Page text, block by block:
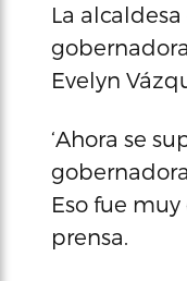
La
Evelyn
‘Ahora se
Eso fue
prensa.